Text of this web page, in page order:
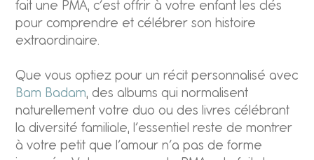
fait une PMA, c’est offrir à votre enfant les clés
pour comprendre et célébrer son histoire
extraordinaire.
Que vous optiez pour un récit personnalisé avec
Bam Badam, des albums qui normalisent
naturellement votre duo ou des livres célébrant
la diversité familiale, l’essentiel reste de montrer
à votre petit que l’amour n’a pas de forme